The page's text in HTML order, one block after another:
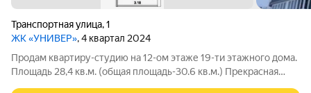
Транспортная улица,1
ЖК «УНИВЕР», 4 квартал 2024
Продам квартиру-студию на 12-ом этаже 19-ти этажного дома.
Площадь 28,4 кв.м. (общая площадь-30.6 кв.м.) Прекрасная